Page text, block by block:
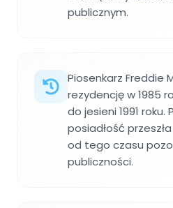
publicznym.
Piosenkarz Freddie
rezydencję w 1985
do jesieni 1991 roku.
posiadłość
od tego czasu
publiczności.